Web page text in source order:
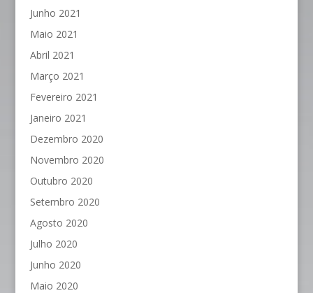
Junho 2021
Maio 2021
Abril 2021
Março 2021
Fevereiro 2021
Janeiro 2021
Dezembro 2020
Novembro 2020
Outubro 2020
Setembro 2020
Agosto 2020
Julho 2020
Junho 2020
Maio 2020